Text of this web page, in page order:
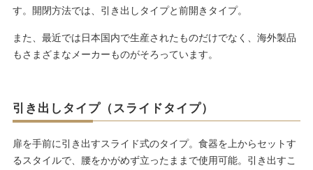
す。開閉方法では、引き出しタイプと前開きタイプ。
また、最近では日本国内で生産されたものだけでなく、海外製品
もさまざまなメーカーものがそろっています。
引き出しタイプ（スライドタイプ）
扉を手前に引き出すスライド式のタイプ。食器を上からセットす
るスタイルで、腰をかがめず立ったままで使用可能。引き出すこ